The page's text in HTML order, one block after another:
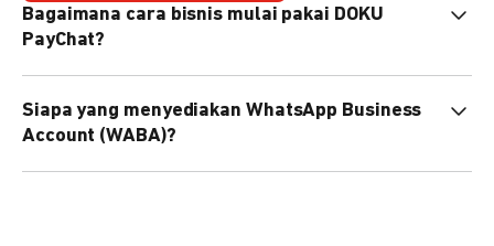
Bagaimana cara bisnis mulai pakai DOKU
PayChat?
nanti tim kami bantu setup. Bisa juga pakai nomor
WhatsApp bisnis yang sudah dimiliki sendiri, atau dari
DOKU yang buatkan WhatsApp Bisnis terverifikasi juga
Siapa yang menyediakan WhatsApp Business
Account (WABA)?